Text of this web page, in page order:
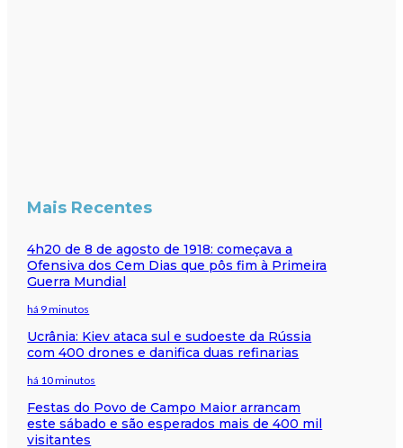
Mais Recentes
4h20 de 8 de agosto de 1918: começava a
Ofensiva dos Cem Dias que pôs fim à Primeira
Guerra Mundial
há 9 minutos
Ucrânia: Kiev ataca sul e sudoeste da Rússia
com 400 drones e danifica duas refinarias
há 10 minutos
Festas do Povo de Campo Maior arrancam
este sábado e são esperados mais de 400 mil
visitantes